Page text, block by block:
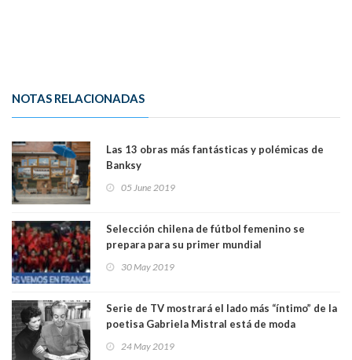
NOTAS RELACIONADAS
Las 13 obras más fantásticas y polémicas de
Banksy
05 June 2019
Selección chilena de fútbol femenino se
prepara para su primer mundial
30 May 2019
Serie de TV mostrará el lado más “íntimo” de la
poetisa Gabriela Mistral está de moda
24 May 2019